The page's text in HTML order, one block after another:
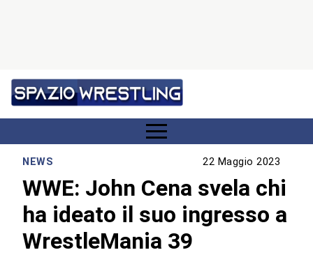
NEWS 22 Maggio 2023
WWE: John Cena svela chi
ha ideato il suo ingresso a
WrestleMania 39